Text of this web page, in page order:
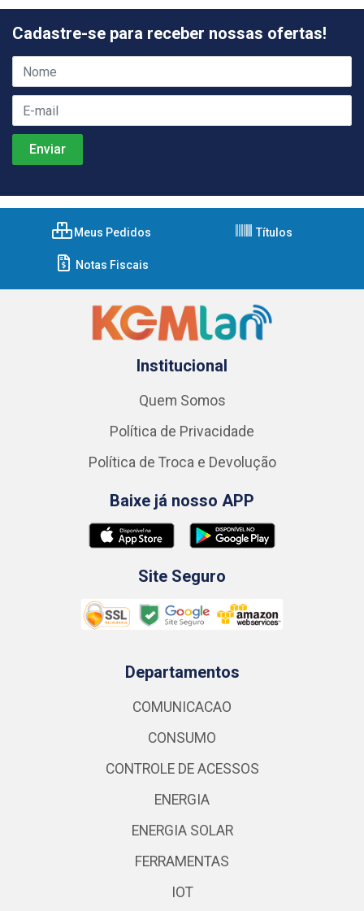
Cadastre-se para receber nossas ofertas!
Meus Pedidos Títulos
Notas Fiscais
Institucional
Quem Somos
Política de Privacidade
Política de Troca e Devolução
Baixe já nosso APP
Site Seguro
Departamentos
COMUNICACAO
CONSUMO
CONTROLE DE ACESSOS
ENERGIA
ENERGIA SOLAR
FERRAMENTAS
IOT